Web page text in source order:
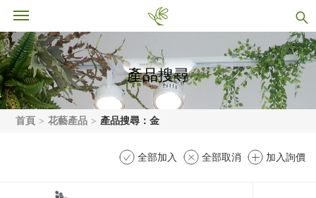
產品搜尋
首頁 花藝產品 產品搜尋：金
全部加入 全部取消 加入詢價